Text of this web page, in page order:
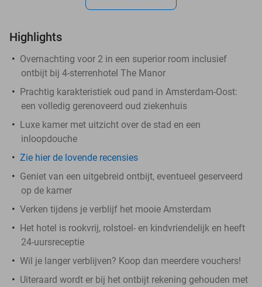
Highlights
Overnachting voor 2 in een superior room inclusief
ontbijt bij 4-sterrenhotel The Manor
Prachtig karakteristiek oud pand in Amsterdam-Oost:
een volledig gerenoveerd oud ziekenhuis
Luxe kamer met uitzicht over de stad en een
inloopdouche
Zie hier de lovende recensies
Geniet van een uitgebreid ontbijt, eventueel geserveerd
op de kamer
Verken tijdens je verblijf het mooie Amsterdam
Het hotel is rookvrij, rolstoel- en kindvriendelijk en heeft
24-uursreceptie
Wil je langer verblijven? Koop dan meerdere vouchers!
Uiteraard wordt er bij het ontbijt rekening gehouden met